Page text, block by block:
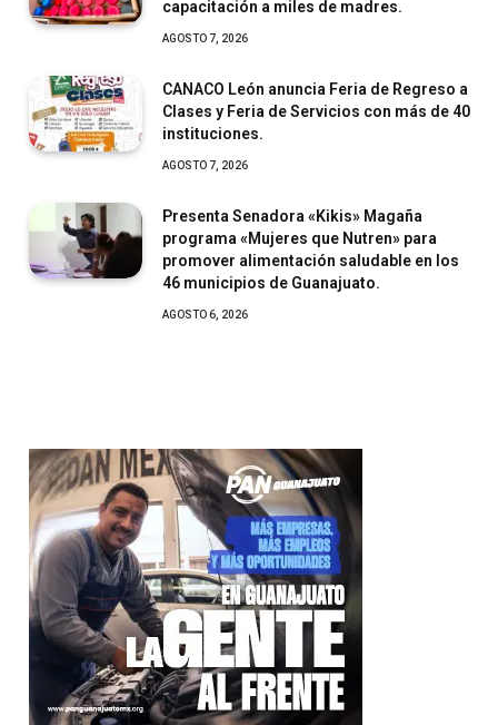
capacitación a miles de madres.
AGOSTO 7, 2026
CANACO León anuncia Feria de Regreso a
Clases y Feria de Servicios con más de 40
instituciones.
AGOSTO 7, 2026
Presenta Senadora «Kikis» Magaña
programa «Mujeres que Nutren» para
promover alimentación saludable en los
46 municipios de Guanajuato.
AGOSTO 6, 2026